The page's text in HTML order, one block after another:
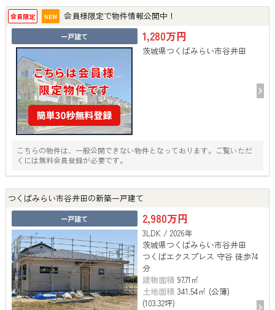
会員限定 NEW 会員様限定で物件情報公開中！
一戸建て 1,280万円
茨城県つくばみらい市谷井田
こちらの物件は、一般公開できない物件となっております。ご覧いただ
くには無料会員登録が必要です。
つくばみらい市谷井田の新築一戸建て
一戸建て 2,980万円
3LDK / 2026年
茨城県つくばみらい市谷井田
つくばエクスプレス 守谷 徒歩74
分
建物面積 97.71㎡
土地面積 341.54㎡ (公簿)
(103.32坪)